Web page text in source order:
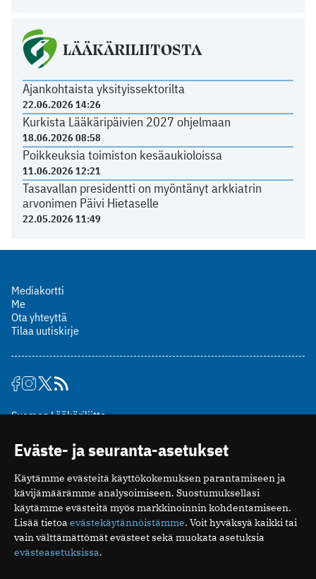
LÄÄKÄRILIITOSTA
Ajankohtaista yksityissektorilta
22.06.2026 14:26
Kurkista Lääkäripäivien 2027 ohjelmaan
18.06.2026 08:58
Poikkeuksia toimiston kesäaukioloissa
11.06.2026 12:21
Tasavallan presidentti on myöntänyt arkkiatrin
arvonimen Päivi Hietaselle
22.05.2026 11:49
Mediakortti
Me
Ota yhteyttä
Tilaa uutiskirje
Suomen Lääkäriliitto
00510 Helsinki
puh. (09) 393 091
toimitus@potilaanlaakarilehti.fi
ISSN 2323-9476
Eväste- ja seuranta-asetukset
Käytämme evästeitä käyttökokemuksen parantamiseen ja
kävijämäärämme analysoimiseen. Suostumuksellasi
käytämme evästeitä myös markkinoinnin kohdentamiseen.
Lisää tietoa evästekäytännöistämme. Voit hyväksyä kaikki tai
vain välttämättömät evästeet sekä muokata asetuksia
evästeasetuksissa.